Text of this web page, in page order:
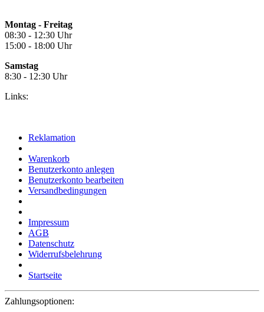
Montag - Freitag
08:30 - 12:30 Uhr
15:00 - 18:00 Uhr
Samstag
8:30 - 12:30 Uhr
Links:
Reklamation
Warenkorb
Benutzerkonto anlegen
Benutzerkonto bearbeiten
Versandbedingungen
Impressum
AGB
Datenschutz
Widerrufsbelehrung
Startseite
Zahlungsoptionen: